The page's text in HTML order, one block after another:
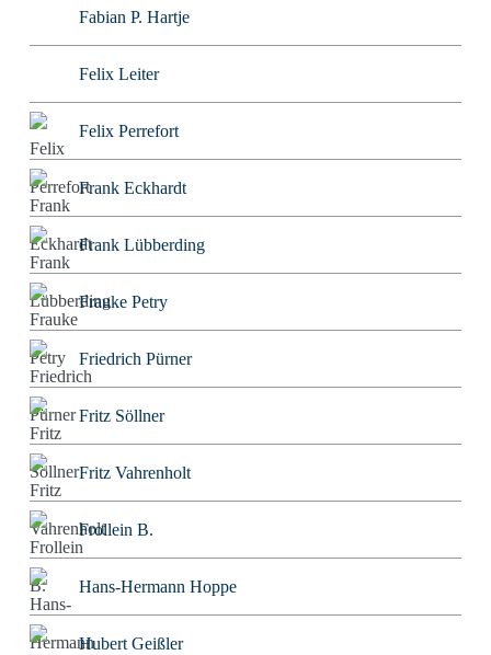
Fabian P. Hartje
Felix Leiter
Felix Perrefort
Frank Eckhardt
Frank Lübberding
Frauke Petry
Friedrich Pürner
Fritz Söllner
Fritz Vahrenholt
Frollein B.
Hans-Hermann Hoppe
Hubert Geißler